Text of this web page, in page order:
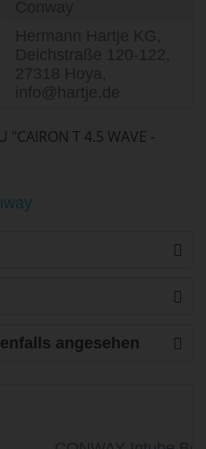
Hermann Hartje KG,
Deichstraße 120-122,
27318 Hoya,
info@hartje.de
"CAIRON T 4.5 WAVE -
angesehen